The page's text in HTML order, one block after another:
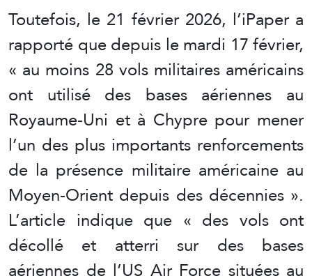
Toutefois, le 21 février 2026, l’iPaper a
rapporté que depuis le mardi 17 février,
« au moins 28 vols militaires américains
ont utilisé des bases aériennes au
Royaume-Uni et à Chypre pour mener
l’un des plus importants renforcements
de la présence militaire américaine au
Moyen-Orient depuis des décennies ».
L’article indique que « des vols ont
décollé et atterri sur des bases